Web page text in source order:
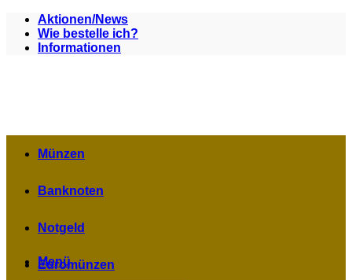
Zum
Inhalt
springen
Aktionen/News
Wie bestelle ich?
Informationen
Menü
Münzen
Banknoten
Notgeld
Euromünzen